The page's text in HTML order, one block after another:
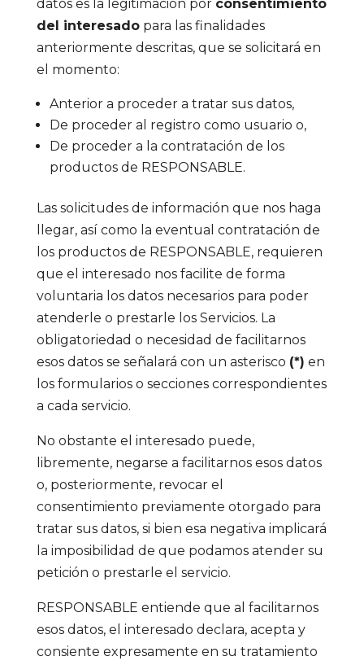
datos es la legitimación por consentimiento
del interesadopara las finalidades
anteriormente descritas, que se solicitará en
el momento:
Anterior a proceder a tratar sus datos,
De proceder al registro como usuario o,
De proceder a la contratación de los
productos de RESPONSABLE.
Las solicitudes de información que nos haga
llegar, así como la eventual contratación de
los productos de RESPONSABLE, requieren
que el interesado nos facilite de forma
voluntaria los datos necesarios para poder
atenderle o prestarle los Servicios. La
obligatoriedad o necesidad de facilitarnos
esos datos se señalará con un asterisco (*) en
los formularios o secciones correspondientes
a cada servicio.
No obstante el interesado puede,
libremente, negarse a facilitarnos esos datos
o, posteriormente, revocar el
consentimiento previamente otorgado para
tratar sus datos, si bien esa negativa implicará
la imposibilidad de que podamos atender su
petición o prestarle el servicio.
RESPONSABLE entiende que al facilitarnos
esos datos, el interesado declara, acepta y
consiente expresamente en su tratamiento